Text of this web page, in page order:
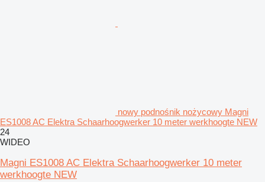
nowy podnośnik nożycowy Magni
ES1008 AC Elektra Schaarhoogwerker 10 meter werkhoogte NEW
24
WIDEO
Magni ES1008 AC Elektra Schaarhoogwerker 10 meter
werkhoogte NEW